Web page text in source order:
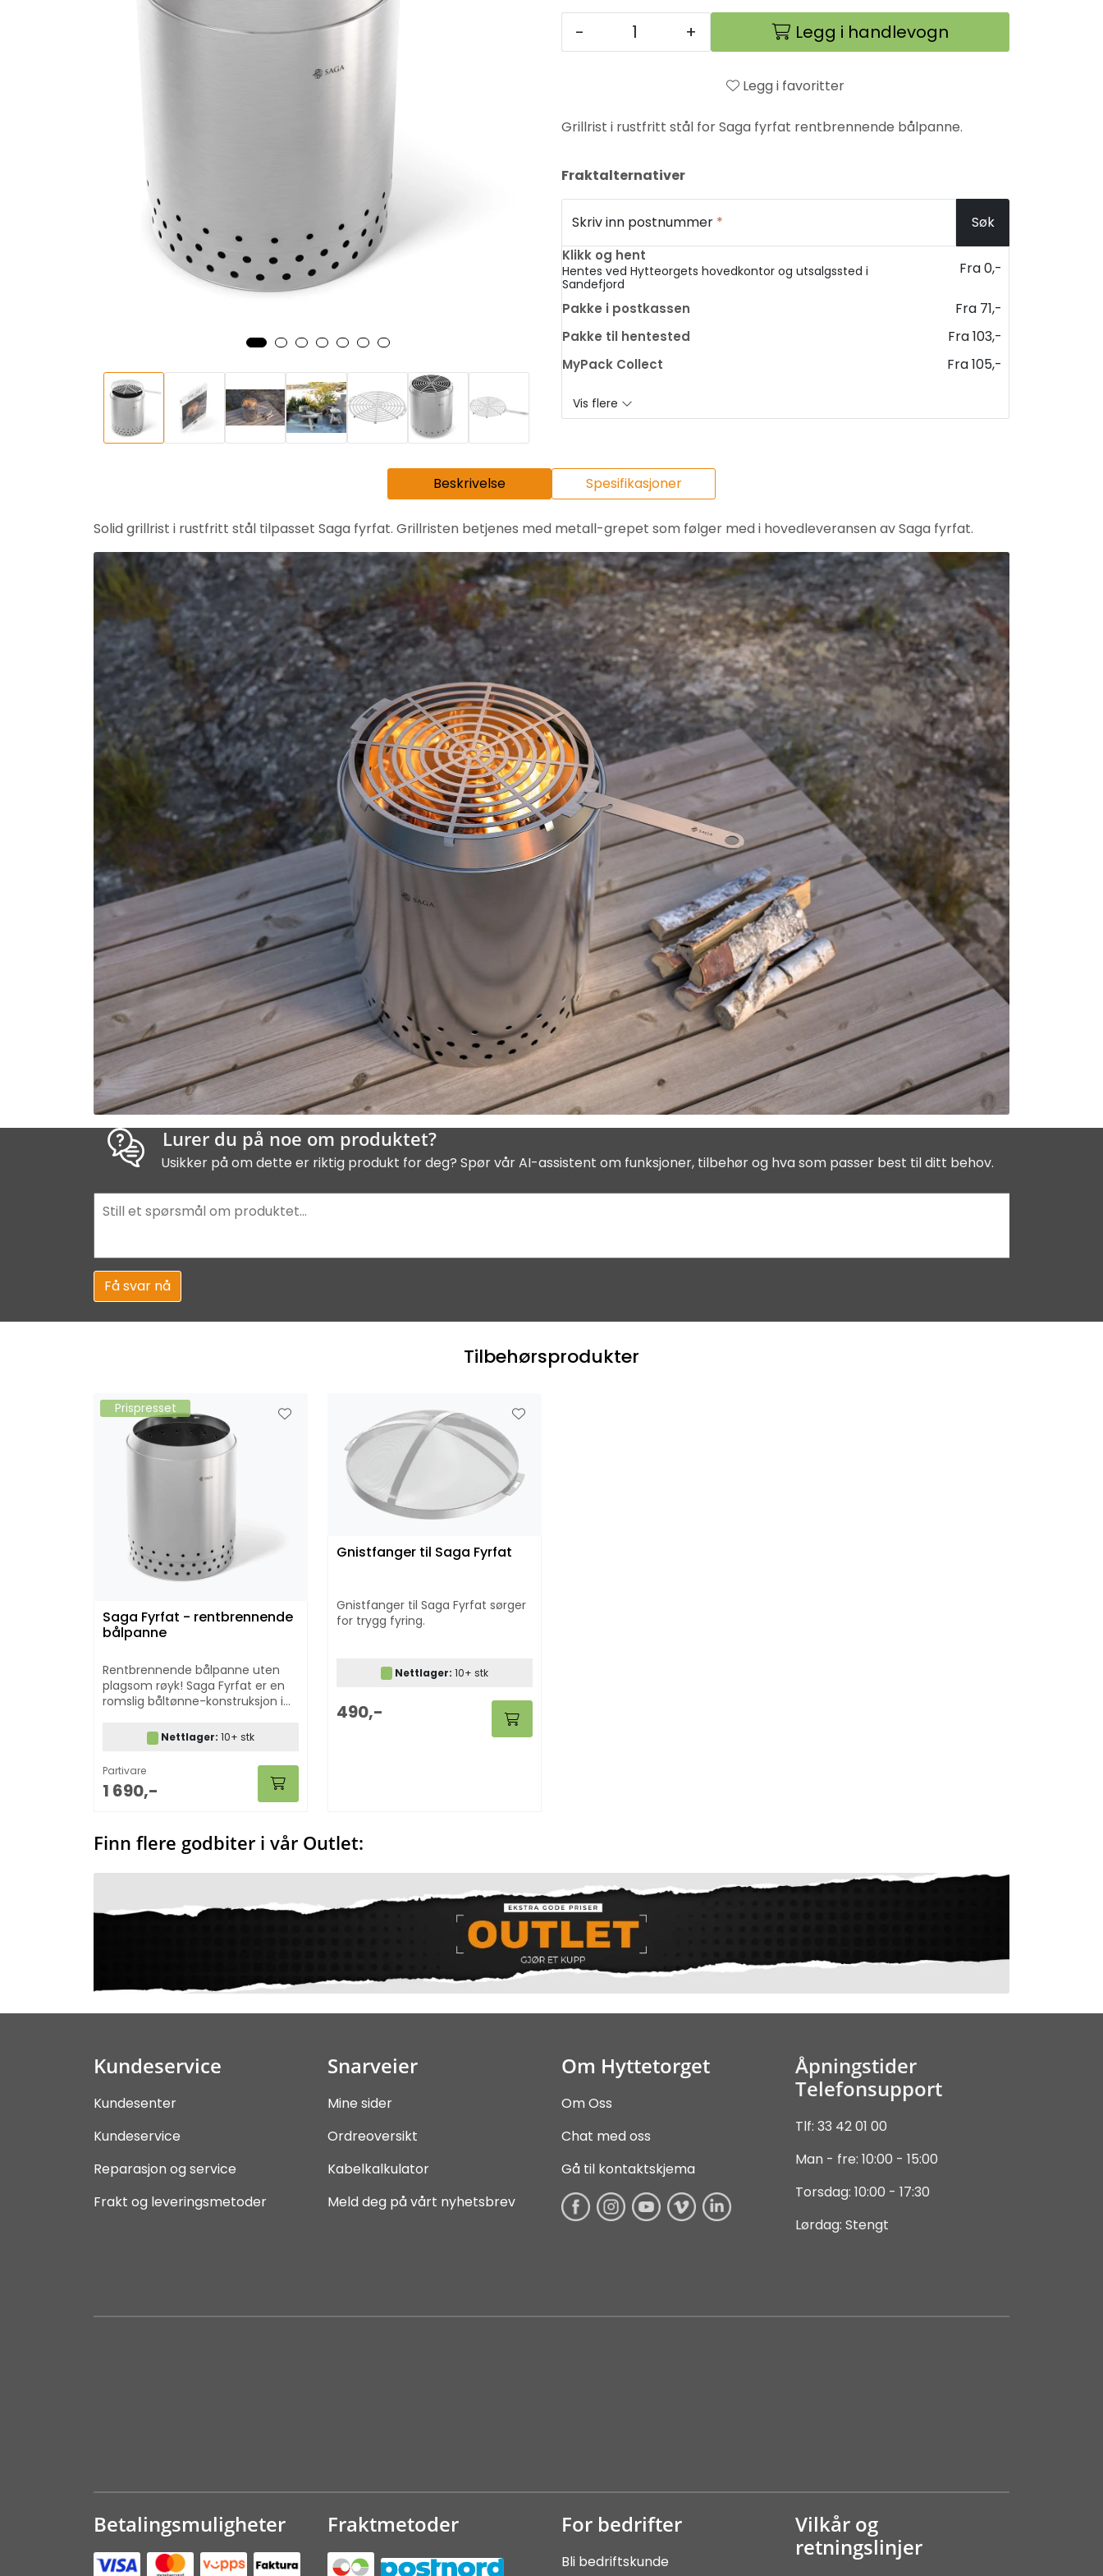
- + Legg i handlevogn
Legg i favoritter
Grillrist i rustfritt stål for Saga fyrfat rentbrennende bålpanne.
Fraktalternativer
Skriv inn postnummer * Søk
Klikk og hent
Hentes ved Hytteorgets hovedkontor og utsalgssted i
Sandefjord
Fra 0,-
Pakke i postkassen Fra 71,-
Pakke til hentested Fra 103,-
MyPack Collect Fra 105,-
Vis flere
Beskrivelse Spesifikasjoner
Solid grillrist i rustfritt stål tilpasset Saga fyrfat. Grillristen betjenes med metall-grepet som følger med i hovedleveransen av Saga fyrfat.
Lurer du på noe om produktet?
Usikker på om dette er riktig produkt for deg? Spør vår AI-assistent om funksjoner, tilbehør og hva som passer best til ditt behov.
Få svar nå
Tilbehørsprodukter
Prispresset
Saga Fyrfat - rentbrennende
bålpanne
Rentbrennende bålpanne uten
plagsom røyk! Saga Fyrfat er en
romslig båltønne-konstruksjon i
mindre røyk, renere forbrenning,
mindre aske og bedre utnyttelse
av veden. Fyrfatet er
dobbeltvegget og er trygg i bruk.
Leveres med et solid
Nettlager: 10+ stk
Partivare
1 690,-
Gnistfanger til Saga Fyrfat
Gnistfanger til Saga Fyrfat sørger
for trygg fyring.
Nettlager: 10+ stk
490,-
Finn flere godbiter i vår Outlet:
Kundeservice
Kundesenter
Kundeservice
Reparasjon og service
Frakt og leveringsmetoder
For bedrifter
Bli bedriftskunde
Snarveier
Mine sider
Ordreoversikt
Kabelkalkulator
Meld deg på vårt nyhetsbrev
Om Hyttetorget
Om Oss
Chat med oss
Gå til kontaktskjema
Betalingsmuligheter
Åpningstider
Telefonsupport
Tlf: 33 42 01 00
Man - fre: 10:00 - 15:00
Torsdag: 10:00 - 17:30
Lørdag: Stengt
Fraktmetoder
Vilkår og
retningslinjer